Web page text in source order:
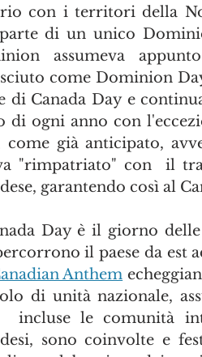
con i territori della
di un unico
assumeva
come Dominion
di Canada Day e
di ogni anno con
come già anticipato,
"rimpatriato" con  il
garantendo così al
Day è il giorno
il paese da est
Anthem
di unità nazionale,
incluse le comunità
sono coinvolte e